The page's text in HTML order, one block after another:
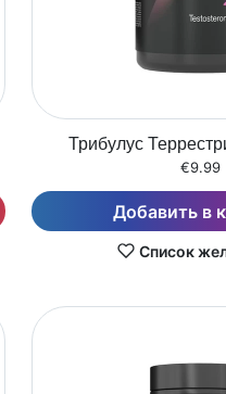
Трибулус
€9.99
Добавить в
Список